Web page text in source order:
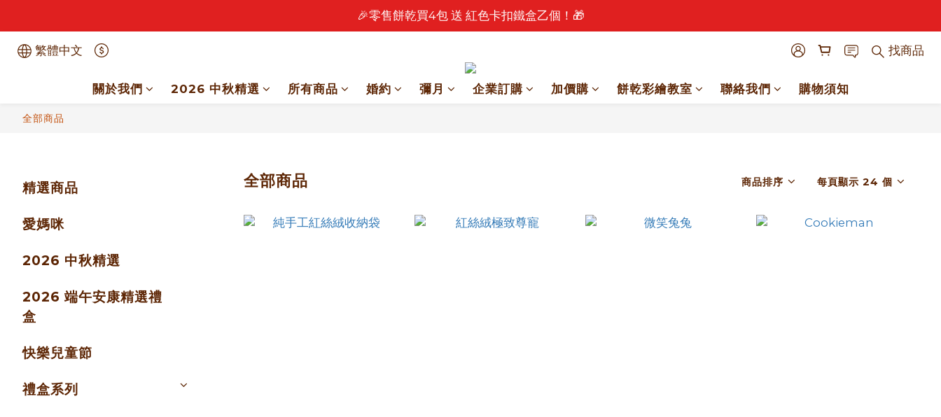
🎉 2026 中秋早鳥優惠中 🎉
🎉零售餅乾買4包 送 紅色卡扣鐵盒乙個！🎁
繁體中文 找商品
關於我們 2026 中秋精選 所有商品 婚約 彌月 企業訂購 加價購 餅乾彩繪教室 聯絡我們 購物須知
全部商品
精選商品
愛媽咪
2026 中秋精選
2026 端午安康精選禮
盒
快樂兒童節
禮盒系列
全部商品 商品排序 每頁顯示 24 個